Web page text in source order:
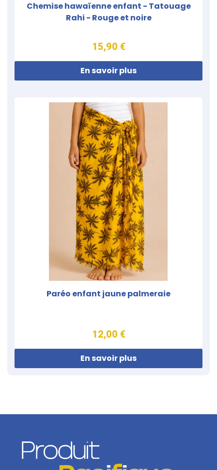
Chemise hawaïenne enfant - Tatouage
Rahi - Rouge et noire
15,90 €
En savoir plus
Paréo enfant jaune palmeraie
12,00 €
En savoir plus